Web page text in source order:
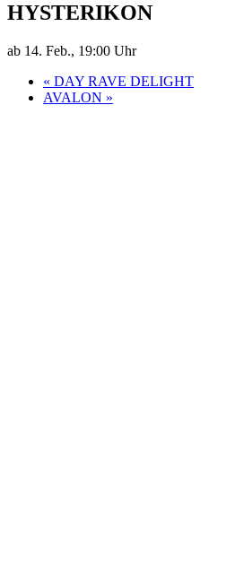
HYSTERIKON
ab 14. Feb., 19:00 Uhr
« DAY RAVE DELIGHT
AVALON »